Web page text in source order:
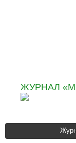
ЖУРНАЛ